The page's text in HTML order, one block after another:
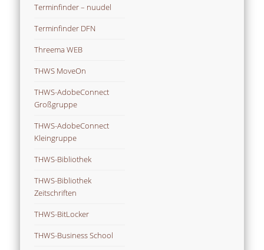
Terminfinder – nuudel
Terminfinder DFN
Threema WEB
THWS MoveOn
THWS-AdobeConnect
Großgruppe
THWS-AdobeConnect
Kleingruppe
THWS-Bibliothek
THWS-Bibliothek
Zeitschriften
THWS-BitLocker
THWS-Business School